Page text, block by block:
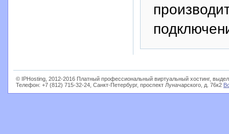
© IPHosting, 2012-2016 Платный профессиональный виртуальный хостинг,
Телефон: +7 (812) 715-32-24, Санкт-Петербург, проспект Луначарского, д. 76к2